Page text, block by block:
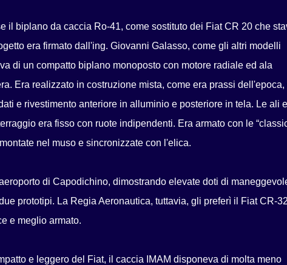
il biplano da caccia Ro-41, come sostituto dei Fiat CR 20 che
era firmato dall'ing. Giovanni Galasso, come gli altri modelli
di un compatto biplano monoposto con motore radiale ed ala
Era realizzato in costruzione mista, come era prassi dell'epoca,
e rivestimento anteriore in alluminio e posteriore in tela. Le ali
era fisso con ruote indipendenti. Era armato con le
nel muso e sincronizzate con l'elica.
di Capodichino, dimostrando elevate doti di
prototipi. La Regia Aeronautica, tuttavia, gli preferì il Fiat CR-
e meglio armato.
e leggero del Fiat, il caccia IMAM disponeva di molta meno